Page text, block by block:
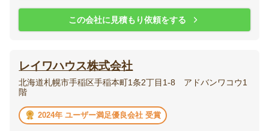
この会社に見積もり依頼をする
レイワハウス株式会社
北海道札幌市手稲区手稲本町1条2丁目1-8 アドバンワコウ1
階
2024年 ユーザー満足優良会社 受賞